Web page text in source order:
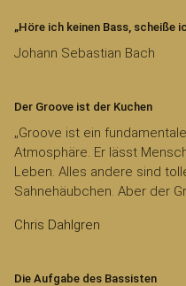
„Höre ich keinen Bass, scheiße
Johann Sebastian Bach
Der Groove ist der Kuchen
„Groove ist ein
Atmosphäre. Er lässt
Leben. Alles andere sind
Sahnehäubchen. Aber der
Chris Dahlgren
Die Aufgabe des Bassisten